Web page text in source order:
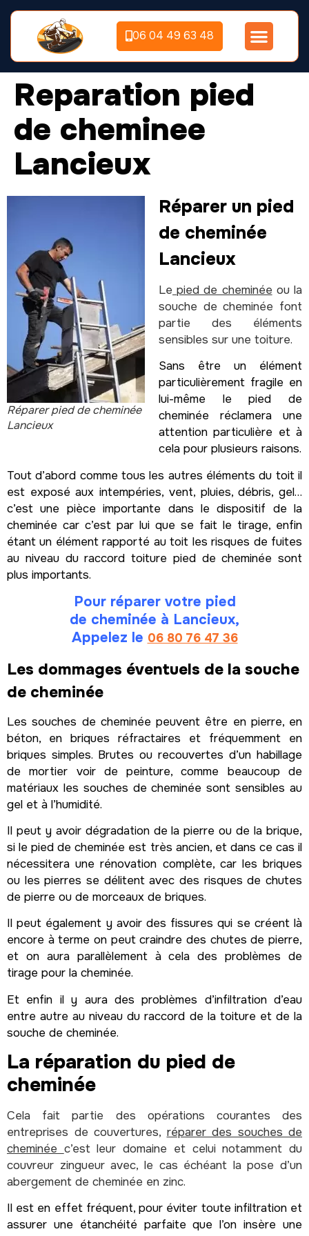
06 04 49 63 48
Reparation pied
de cheminee
Lancieux
Réparer pied de cheminée
Lancieux
Réparer un pied
de cheminée
Lancieux
Le pied de cheminée ou la
souche de cheminée font
partie des éléments
sensibles sur une toiture.
Sans être un élément
particulièrement fragile en
lui-même le pied de
cheminée réclamera une
attention particulière et à
cela pour plusieurs raisons.
Tout d’abord comme tous les autres éléments du toit il
est exposé aux intempéries, vent, pluies, débris, gel…
c’est une pièce importante dans le dispositif de la
cheminée car c’est par lui que se fait le tirage, enfin
étant un élément rapporté au toit les risques de fuites
au niveau du raccord toiture pied de cheminée sont
plus importants.
Pour réparer votre pied
de cheminée à Lancieux,
Appelez le 06 80 76 47 36
Les dommages éventuels de la souche
de cheminée
Les souches de cheminée peuvent être en pierre, en
béton, en briques réfractaires et fréquemment en
briques simples. Brutes ou recouvertes d’un habillage
de mortier voir de peinture, comme beaucoup de
matériaux les souches de cheminée sont sensibles au
gel et à l’humidité.
Il peut y avoir dégradation de la pierre ou de la brique,
si le pied de cheminée est très ancien, et dans ce cas il
nécessitera une rénovation complète, car les briques
ou les pierres se délitent avec des risques de chutes
de pierre ou de morceaux de briques.
Il peut également y avoir des fissures qui se créent là
encore à terme on peut craindre des chutes de pierre,
et on aura parallèlement à cela des problèmes de
tirage pour la cheminée.
Et enfin il y aura des problèmes d’infiltration d’eau
entre autre au niveau du raccord de la toiture et de la
souche de cheminée.
La réparation du pied de
cheminée
Cela fait partie des opérations courantes des
entreprises de couvertures, réparer des souches de
cheminée c’est leur domaine et celui notamment du
couvreur zingueur avec, le cas échéant la pose d’un
abergement de cheminée en zinc.
Il est en effet fréquent, pour éviter toute infiltration et
assurer une étanchéité parfaite que l’on insère une